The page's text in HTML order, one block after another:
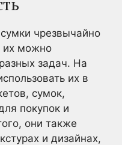
чрезвычайно
их можно
задач. На
их в
сумок,
покупок и
они также
и дизайнах,